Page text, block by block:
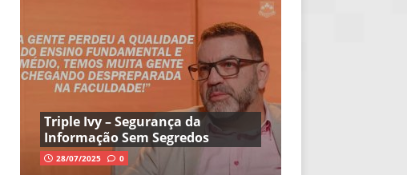
Triple Ivy – Segurança da
Informação Sem Segredos
28/07/2025 0